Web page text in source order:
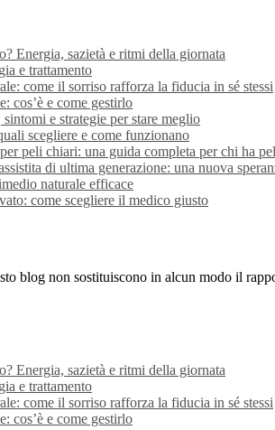
Energia, sazietà e ritmi della giornata
e trattamento
come il sorriso rafforza la fiducia in sé stessi
cos’è e come gestirlo
e strategie per stare meglio
scegliere e come funzionano
peli chiari: una guida completa per chi ha
di ultima generazione: una nuova
naturale efficace
come scegliere il medico giusto
blog non sostituiscono in alcun modo il
Energia, sazietà e ritmi della giornata
e trattamento
come il sorriso rafforza la fiducia in sé stessi
cos’è e come gestirlo